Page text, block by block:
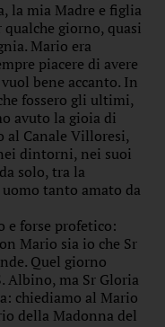
la mia Madre e figlia
qualche giorno, quasi
Mario era
piacere di avere
bene accanto. In
fossero gli ultimi,
avuto la gioia di
Canale Villoresi,
dintorni, nei suoi
solo, tra la
tanto amato da
e forse profetico:
Mario sia io che Sr
Quel giorno
Albino, ma Sr Gloria
chiediamo al Mario
della Madonna del